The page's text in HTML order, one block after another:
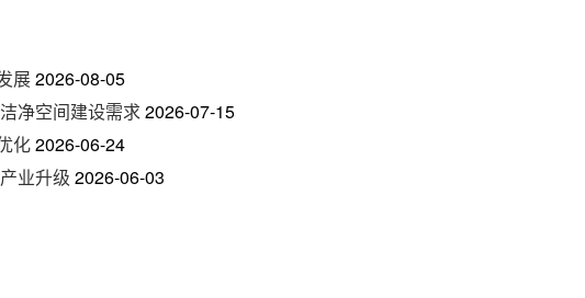
展2026-08-05
净空间建设需求2026-07-15
化2026-06-24
业升级 2026-06-03